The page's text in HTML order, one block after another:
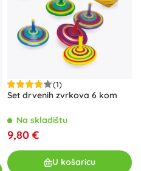
(1)
Set drvenih zvrkova 6 kom
Na skladištu
9,80 €
U košaricu